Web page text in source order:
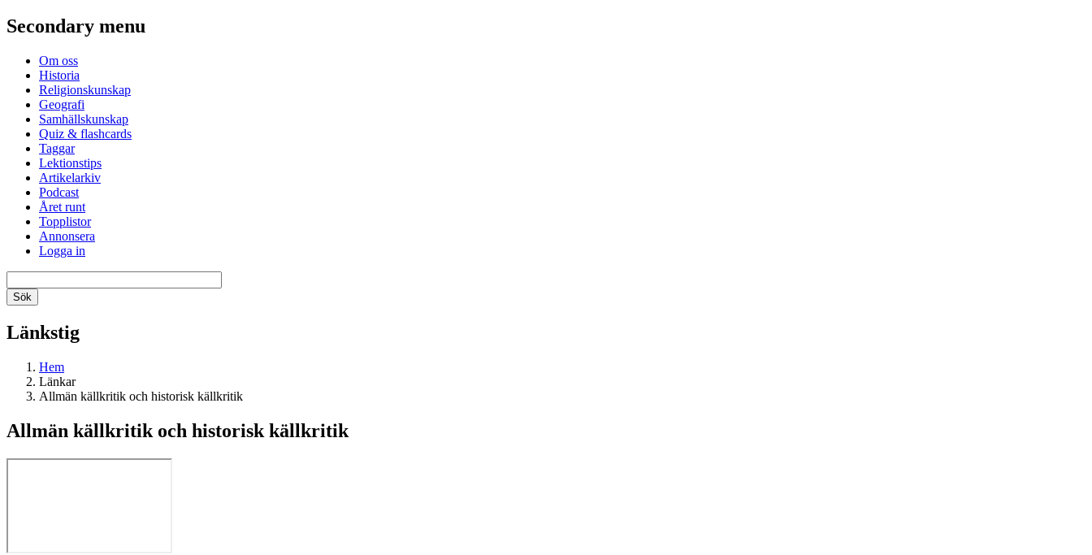
Secondary menu
Om oss
Historia
Religionskunskap
Geografi
Samhällskunskap
Quiz & flashcards
Taggar
Lektionstips
Artikelarkiv
Podcast
Året runt
Topplistor
Annonsera
Logga in
Länkstig
Hem
Länkar
Allmän källkritik och historisk källkritik
Allmän källkritik och historisk källkritik